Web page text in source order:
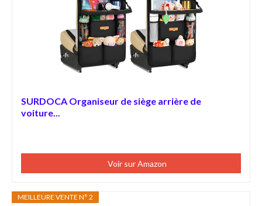
SURDOCA Organiseur de siège arrière de
voiture...
Voir sur Amazon
MEILLEURE VENTE N° 2